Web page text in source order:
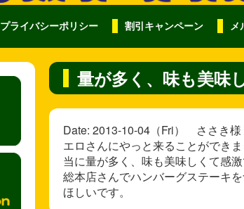
プライバシーポリシー 割引キャンペーン メ
量が多く、味も美味
Date: 2013-10-04（Fri） ささき様
エロさんにやっと来ることができ
当に量が多く、味も美味しくて感
総本店さんでハンバーグステーキ
ほしいです。